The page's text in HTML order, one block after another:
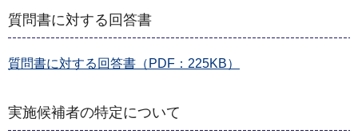
質問書に対する回答書
質問書に対する回答書（PDF：225KB）
実施候補者の特定について